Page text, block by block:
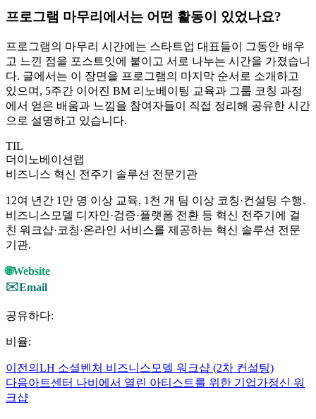
프로그램 마무리에서는 어떤 활동이 있었나요?
프로그램의 마무리 시간에는 스타트업 대표들이 그동안 배우
고 느낀 점을 포스트잇에 붙이고 서로 나누는 시간을 가졌습니
다. 글에서는 이 장면을 프로그램의 마지막 순서로 소개하고
있으며, 5주간 이어진 BM 리노베이팅 교육과 그룹 코칭 과정
에서 얻은 배움과 느낌을 참여자들이 직접 정리해 공유한 시간
으로 설명하고 있습니다.
TIL
더이노베이션랩
비즈니스 혁신 전주기 솔루션 전문기관
12여 년간 1만 명 이상 교육, 1천 개 팀 이상 코칭·컨설팅 수행.
비즈니스모델 디자인·검증·플랫폼 전환 등 혁신 전주기에 걸
친 워크샵·코칭·온라인 서비스를 제공하는 혁신 솔루션 전문
기관.
🌐Website
✉️Email
공유하다:
비율:
이전의 LH 소셜벤처 비즈니스모델 워크샵 (2차 컨설팅)
다음아트센터 나비에서 열린 아티스트를 위한 기업가정신 워
크샵